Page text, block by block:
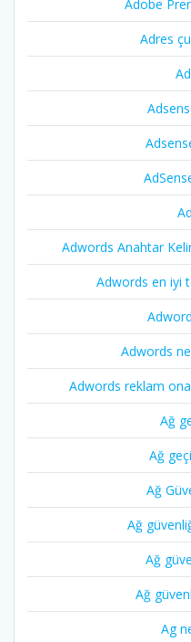
Adobe
Adres
Adwords Anahtar
Adwords en iyi
Adwords
Adwords reklam
Ağ
Ağ
Ağ
Ağ
Ağ
Ağ
Ag